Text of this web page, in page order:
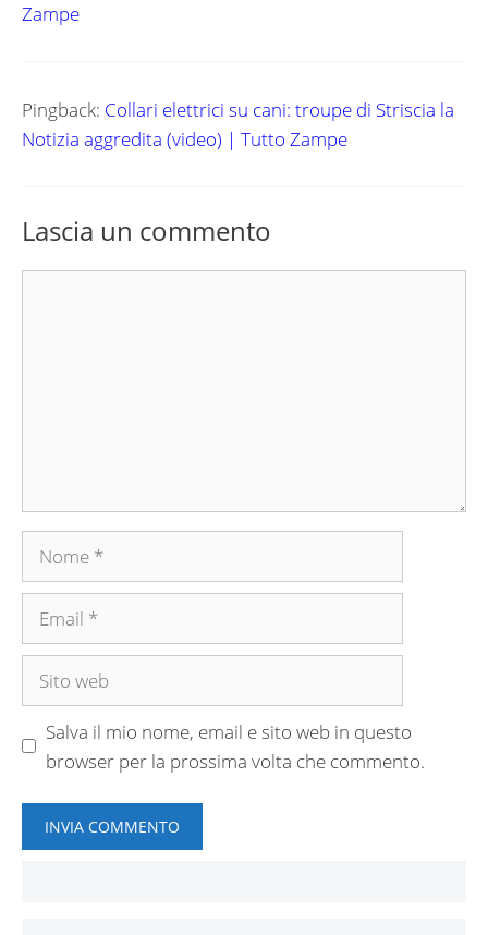
Zampe
Pingback: Collari elettrici su cani: troupe di Striscia la
Notizia aggredita (video) | Tutto Zampe
Lascia un commento
Nome
Email
Sito
Salva il mio nome, email e sito web in questo
browser per la prossima volta che commento.